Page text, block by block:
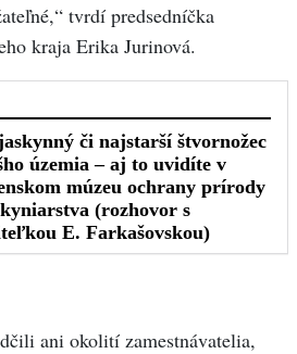
tvrdí predsedníčka
kraja Erika Jurinová.
ani okolití zamestnávatelia,